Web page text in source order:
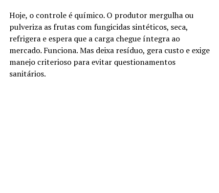
Hoje, o controle é químico. O produtor mergulha ou
pulveriza as frutas com fungicidas sintéticos, seca,
refrigera e espera que a carga chegue íntegra ao
mercado. Funciona. Mas deixa resíduo, gera custo e exige
manejo criterioso para evitar questionamentos
sanitários.